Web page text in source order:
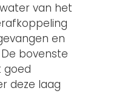
van het
en
bovenste
goed
deze laag